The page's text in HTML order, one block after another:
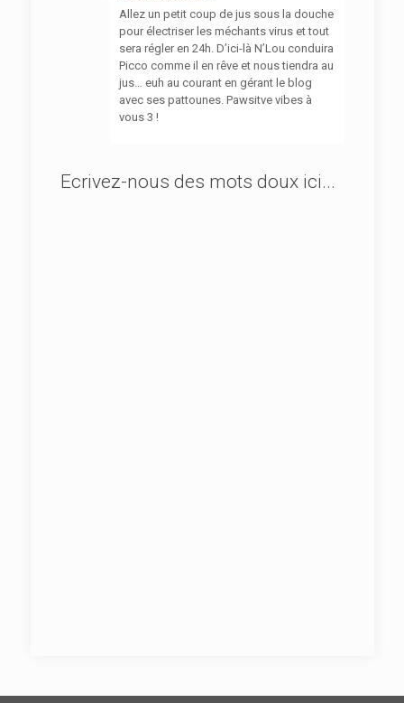
Allez un petit coup de jus sous la douche
pour électriser les méchants virus et tout
sera régler en 24h. D’ici-là N’Lou conduira
Picco comme il en rêve et nous tiendra au
jus… euh au courant en gérant le blog
avec ses pattounes. Pawsitve vibes à
vous 3 !
Ecrivez-nous des mots doux ici...